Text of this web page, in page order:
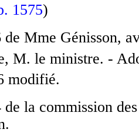
1575)
de Mme Génisson,
M. le ministre. -
modifié.
de la commission